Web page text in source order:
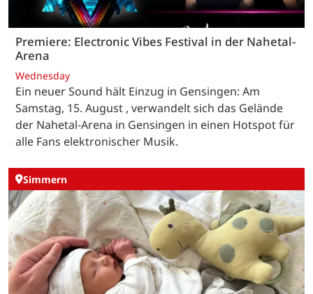
Premiere: Electronic Vibes Festival in der Nahetal-
Arena
Wednesday
Ein neuer Sound hält Einzug in Gensingen: Am
Samstag, 15. August , verwandelt sich das Gelände
der Nahetal-Arena in Gensingen in einen Hotspot für
alle Fans elektronischer Musik.
Simmern